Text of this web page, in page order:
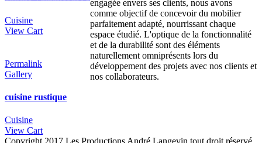
Cuisine
View Cart
Permalink
Gallery
cuisine rustique
Cuisine
View Cart
engagée envers ses clients, nous avons
comme objectif de concevoir du mobilier
parfaitement adapté, nourrissant chaque
espace étudié. L'optique de la fonctionnalité
et de la durabilité sont des éléments
naturellement omniprésents lors du
développement des projets avec nos clients et
nos collaborateurs.
Copyright 2017 Les Productions André Langevin tout droit réservé.